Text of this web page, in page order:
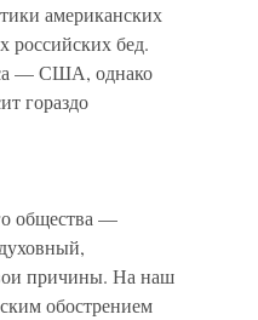
американских
российских бед.
— США, однако
гораздо
общества —
причины. На наш
обострением